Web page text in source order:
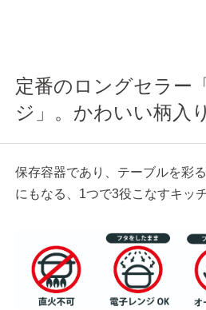
定番のロングセラー
ジ」。かわいい柄入り
保存容器であり、テーブルを彩
にもなる、1つで3役こなすキッ